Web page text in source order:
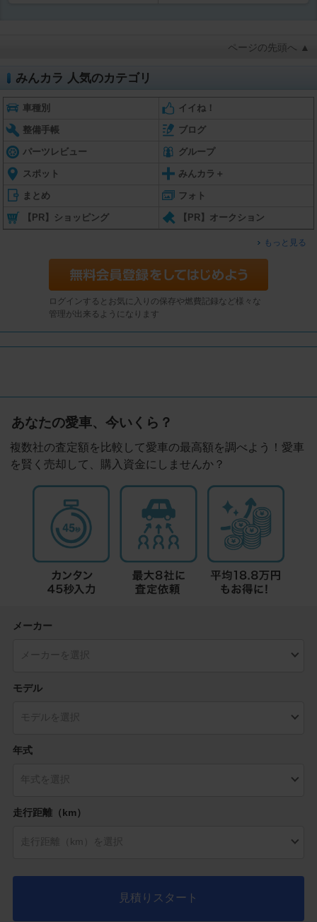
ページの先頭へ ▲
みんカラ 人気のカテゴリ
車種別 イイね！
整備手帳 ブログ
パーツレビュー グループ
スポット みんカラ＋
まとめ フォト
【PR】ショッピング 【PR】オークション
もっと見る
ログインするとお気に入りの保存や燃費記録など様々な
管理が出来るようになります
あなたの愛車、今いくら？
複数社の査定額を比較して愛車の最高額を調べよう！愛車
を賢く売却して、購入資金にしませんか？
メーカー
モデル
年式
走行距離（km）
見積りスタート